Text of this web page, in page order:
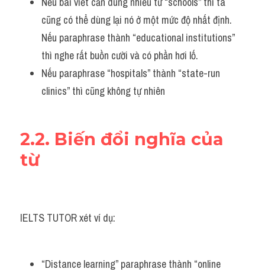
cũng có thể dùng lại nó ở một mức độ nhất định.
Nếu paraphrase thành “educational institutions”
thì nghe rất buồn cười và có phần hơi lố.
Nếu paraphrase “hospitals” thành “state-run
clinics” thì cũng không tự nhiên
2.2. Biến đổi nghĩa của
từ
IELTS TUTOR xét ví dụ:
“Distance learning” paraphrase thành “online